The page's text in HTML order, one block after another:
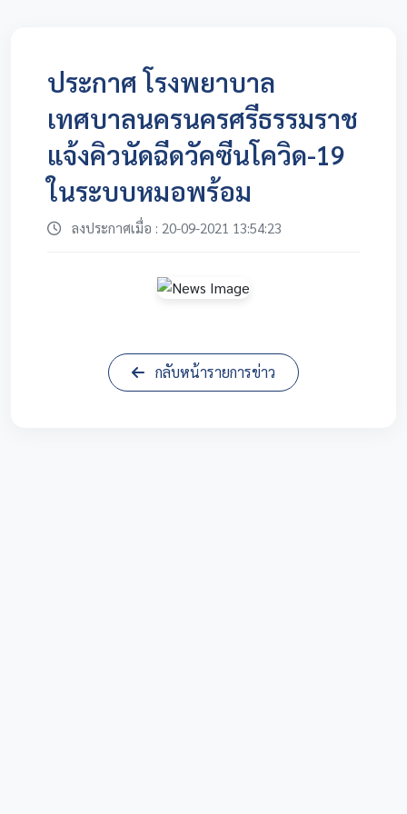
ประกาศ โรงพยาบาล
เทศบาลนครนครศรีธรรมราช
แจ้งคิวนัดฉีดวัคซีนโควิด-19
ในระบบหมอพร้อม
ลงประกาศเมื่อ : 20-09-2021 13:54:23
กลับหน้ารายการข่าว